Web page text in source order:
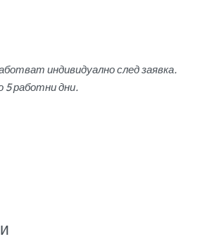
индивидуално след заявка.
5 работни дни.